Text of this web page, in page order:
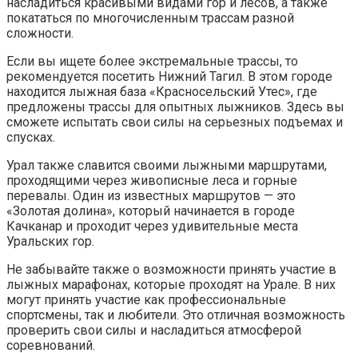
насладиться красивыми видами гор и лесов, а также
покататься по многочисленным трассам разной
сложности.
Если вы ищете более экстремальные трассы, то
рекомендуется посетить Нижний Тагил. В этом городе
находится лыжная база «Красносельский Утес», где
предложены трассы для опытных лыжников. Здесь вы
сможете испытать свои силы на серьезных подъемах и
спусках.
Урал также славится своими лыжными маршрутами,
проходящими через живописные леса и горные
перевалы. Один из известных маршрутов — это
«Золотая долина», который начинается в городе
Качканар и проходит через удивительные места
Уральских гор.
Не забывайте также о возможности принять участие в
лыжных марафонах, которые проходят на Урале. В них
могут принять участие как профессиональные
спортсмены, так и любители. Это отличная возможность
проверить свои силы и насладиться атмосферой
соревнований.